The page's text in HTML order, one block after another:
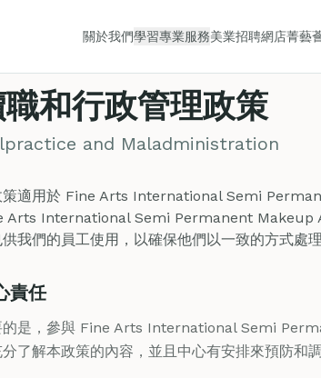
關於我們學習專業服務美業招聘網店菁藝
和行政管理政策
and Maladministration
策適用於 Fine Arts International Semi
Arts International Semi Permanent Makeup
我們的員工使用，以確保他們以一致的方式處
責任
的是，參與 Fine Arts International Semi
分了解本政策的內容，並且中心有安排來預防和